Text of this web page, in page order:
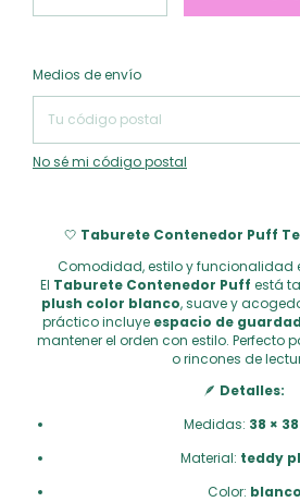
Entregas para el CP:
Medios de envío
No sé mi código postal
🤍 Taburete Contenedor Puff
Comodidad, estilo y funcionalidad
El Taburete Contenedor Puff está
plush color blanco, suave y
práctico incluye espacio de
mantener el orden con estilo. Perfecto
o rincones de
🪶 Detalles:
Medidas: 38 ×
Material: teddy
Color: blanco